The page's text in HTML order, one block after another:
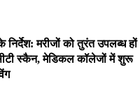
मरीजों को तुरंत उपलब्ध हों
स्कैन, मेडिकल कॉलेजों में शुरू